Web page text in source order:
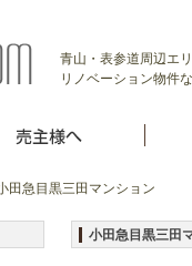
青山・表参道周辺エ
リノベーション物件
田急目黒三田マンション
小田急目黒三田